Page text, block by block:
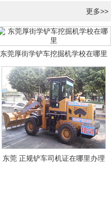
更多>>
东莞厚街学铲车挖掘机学校在哪里
东莞 正规铲车司机证在哪里办理